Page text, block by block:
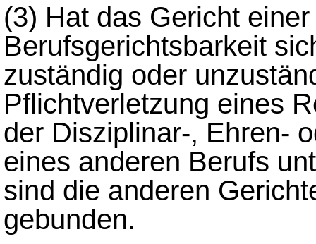
(3) Hat das Gericht
Berufsgerichtsbarkeit
zuständig oder
Pflichtverletzung eines
der Disziplinar-, Ehren-
eines anderen Berufs
sind die anderen
gebunden.